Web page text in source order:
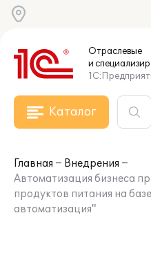
Отраслевые
и
Каталог
Главная
Внедрения
Автоматизация бизнеса
продуктов питания на
автоматизация"